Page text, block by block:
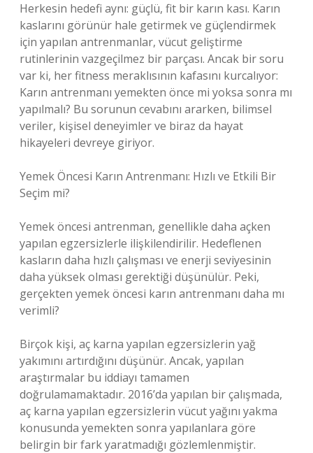
Herkesin hedefi aynı: güçlü, fit bir karın kası. Karın
kaslarını görünür hale getirmek ve güçlendirmek
için yapılan antrenmanlar, vücut geliştirme
rutinlerinin vazgeçilmez bir parçası. Ancak bir soru
var ki, her fitness meraklısının kafasını kurcalıyor:
Karın antrenmanı yemekten önce mi yoksa sonra mı
yapılmalı? Bu sorunun cevabını ararken, bilimsel
veriler, kişisel deneyimler ve biraz da hayat
hikayeleri devreye giriyor.
Yemek Öncesi Karın Antrenmanı: Hızlı ve Etkili Bir
Seçim mi?
Yemek öncesi antrenman, genellikle daha açken
yapılan egzersizlerle ilişkilendirilir. Hedeflenen
kasların daha hızlı çalışması ve enerji seviyesinin
daha yüksek olması gerektiği düşünülür. Peki,
gerçekten yemek öncesi karın antrenmanı daha mı
verimli?
Birçok kişi, aç karna yapılan egzersizlerin yağ
yakımını artırdığını düşünür. Ancak, yapılan
araştırmalar bu iddiayı tamamen
doğrulamamaktadır. 2016’da yapılan bir çalışmada,
aç karna yapılan egzersizlerin vücut yağını yakma
konusunda yemekten sonra yapılanlara göre
belirgin bir fark yaratmadığı gözlemlenmiştir.